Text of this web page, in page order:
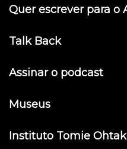
Quer escrever para o
Talk Back
Assinar o podcast
Museus
Instituto Tomie